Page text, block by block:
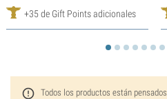
+35 de Gift Points adicionales
Todos los productos están